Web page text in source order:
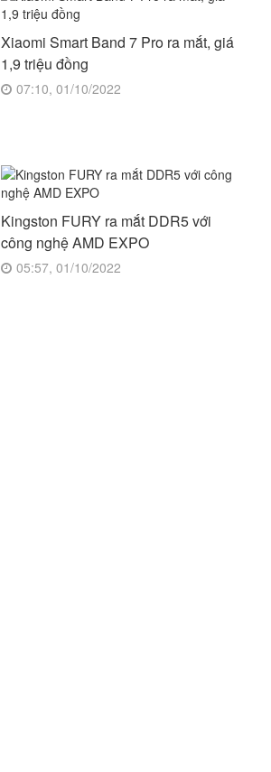
Xiaomi Smart Band 7 Pro ra mắt, giá
1,9 triệu đồng
07:10, 01/10/2022
Kingston FURY ra mắt DDR5 với
công nghệ AMD EXPO
05:57, 01/10/2022